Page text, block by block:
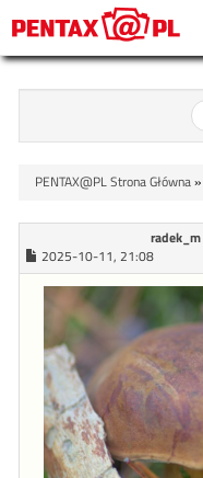
PENTAX@PL Strona Główna»
radek_m
2025-10-11, 21:08